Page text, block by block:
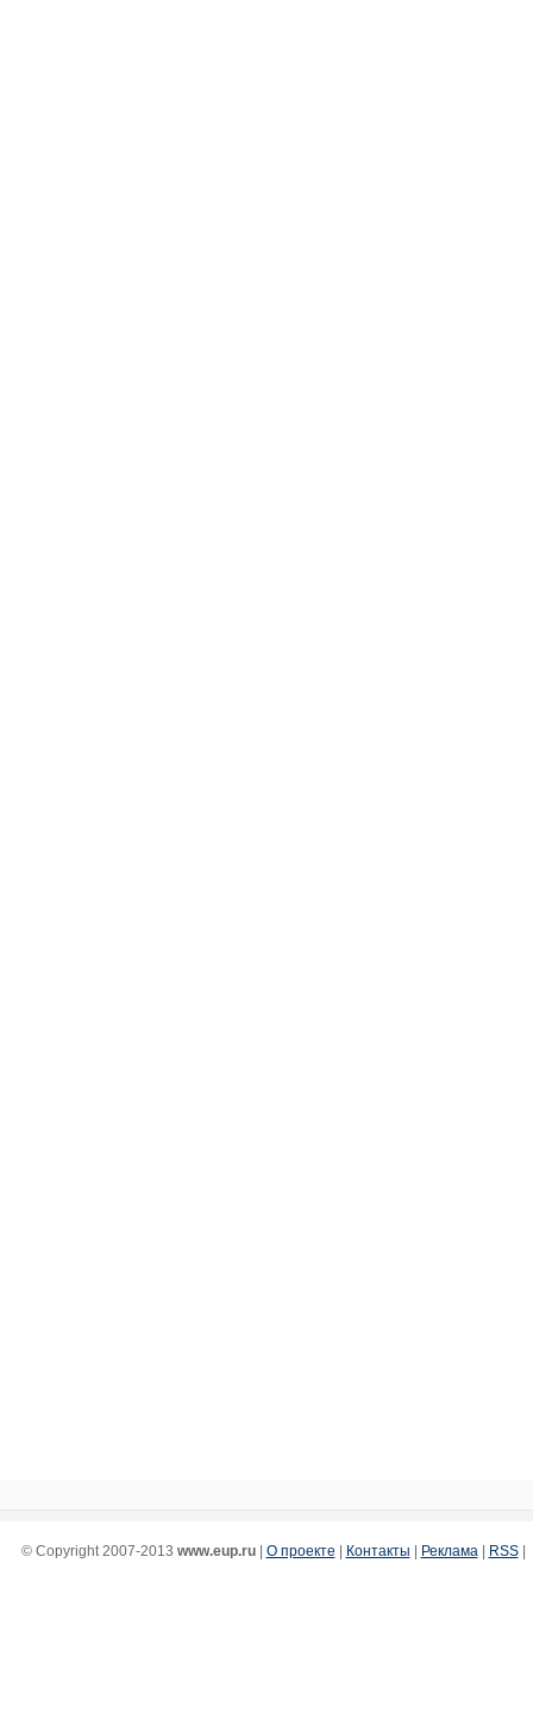
© Copyright 2007-2013 www.eup.ru| О проекте Контакты Реклама| RSS|